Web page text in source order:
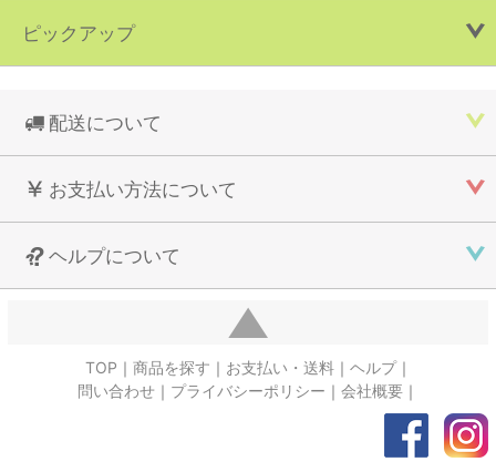
ピックアップ
配送について
お支払い方法について
ヘルプについて
TOP 商品を探す お支払い・送料
ヘルプ
問い合わせ
プライバシーポリシー 会社概要